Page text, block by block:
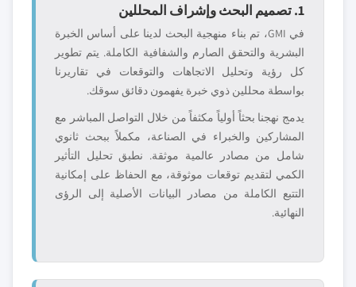
1. تصميم البحث وإشراف المحللين
في GMI، تم بناء منهجية البحث لدينا على أساس الخبرة
البشرية والتحقق الصارم والشفافية الكاملة. يتم تطوير
كل رؤية وتحليل الاتجاهات والتوقعات في تقاريرنا
بواسطة محللين ذوي خبرة يفهمون دقائق سوقك.
يدمج نهجنا بحثاً أولياً مكثفاً من خلال التواصل المباشر مع
المشاركين والخبراء في الصناعة، مكملاً ببحث ثانوي
شامل من مصادر عالمية موثقة. نطبق تحليل التأثير
الكمي لتقديم توقعات موثوقة، مع الحفاظ على إمكانية
التتبع الكاملة من مصادر البيانات الأصلية إلى الرؤى
النهائية.